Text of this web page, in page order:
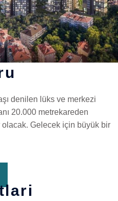
denilen lüks ve merkezi
20.000 metrekareden
olacak. Gelecek için büyük bir